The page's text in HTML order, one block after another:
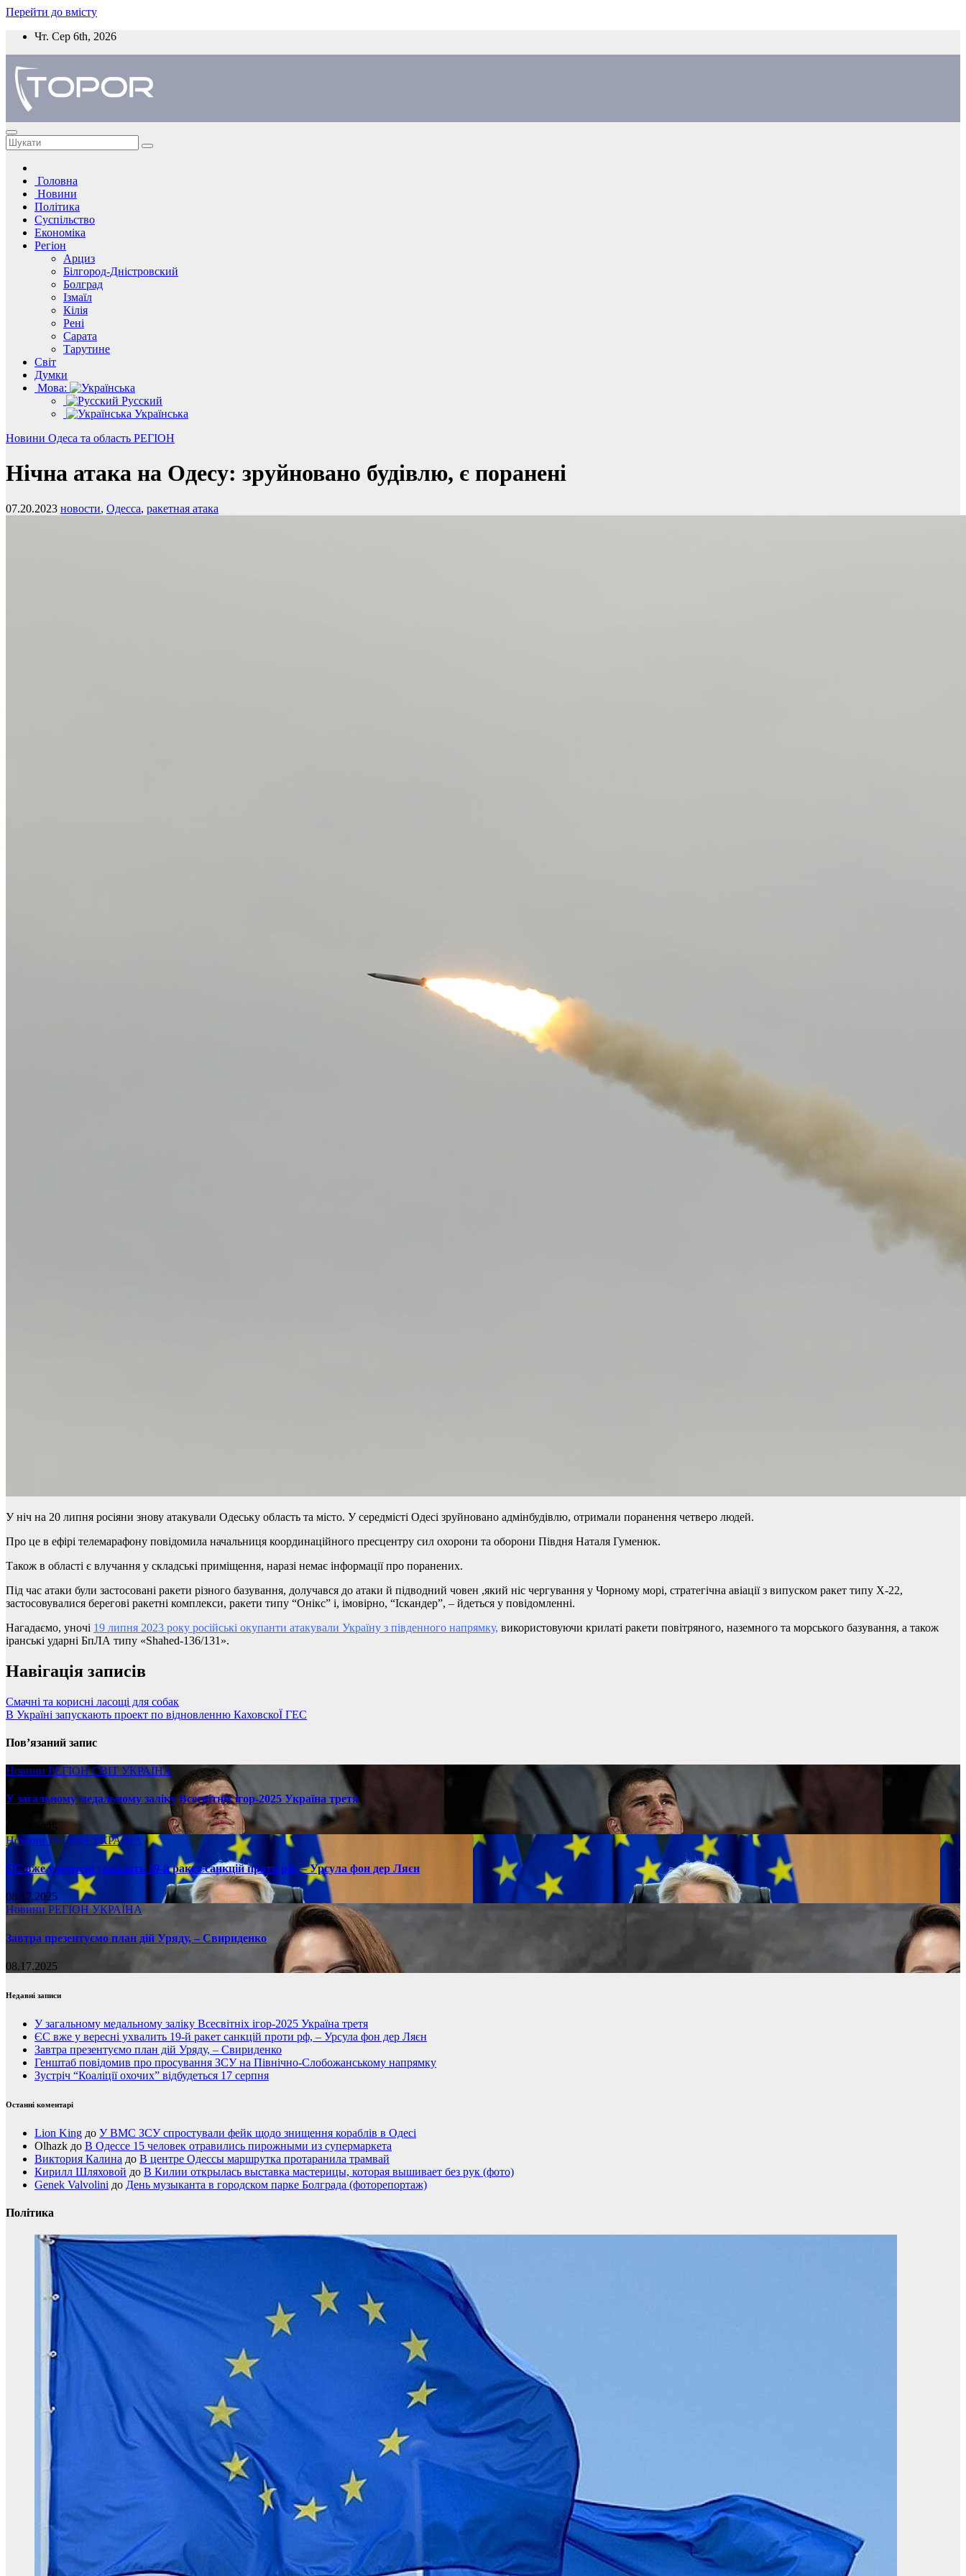
Перейти до вмісту
Чт. Сер 6th, 2026
Головна
Новини
Політика
Суспільство
Економіка
Регіон
Арциз
Білгород-Дністровский
Болград
Ізмаїл
Кілія
Рені
Сарата
Тарутине
Світ
Думки
Мова:
Русский
Українська
Новини Одеса та область РЕГІОН
Нічна атака на Одесу: зруйновано будівлю, є поранені
07.20.2023 новости, Одесса, ракетная атака
У ніч на 20 липня росіяни знову атакували Одеську область та місто. У середмісті Одесі зруйновано адмінбудівлю, отримали поранення четверо людей.
Про це в ефірі телемарафону повідомила начальниця координаційного пресцентру сил охорони та оборони Півдня Наталя Гуменюк.
Також в області є влучання у складські приміщення, наразі немає інформації про поранених.
Під час атаки були застосовані ракети різного базування, долучався до атаки й підводний човен ,який ніс чергування у Чорному морі, стратегічна авіації з випуском ракет типу Х-22,
застосовувалися берегові ракетні комплекси, ракети типу “Онікс” і, імовірно, “Іскандер”, – йдеться у повідомленні.
Нагадаємо, уночі 19 липня 2023 року російські окупанти атакували Україну з південного напрямку, використовуючи крилаті ракети повітряного, наземного та морського базування, а також
іранські ударні БпЛА типу «Shahed-136/131».
Навігація записів
Смачні та корисні ласощі для собак
В Україні запускають проект по відновленню КаховскоЇ ГЕС
Пов’язаний запис
Новини РЕГІОНСВІТ УКРАЇНА
У загальному медальному заліку Всесвітніх ігор-2025 Україна третя
08.17.2025
НовиниРЕГІОН УКРАЇНА
ЄС вже у вересні ухвалить 19-й ракет санкцій проти рф, – Урсула фон дер Ляєн
08.17.2025
Новини РЕГІОН УКРАЇНА
Завтра презентуємо план дій Уряду, – Свириденко
08.17.2025
Недавні записи
У загальному медальному заліку Всесвітніх ігор-2025 Україна третя
ЄС вже у вересні ухвалить 19-й ракет санкцій проти рф, – Урсула фон дер Ляєн
Завтра презентуємо план дій Уряду, – Свириденко
Генштаб повідомив про просування ЗСУ на Північно-Слобожанському напрямку
Зустріч “Коаліції охочих” відбудеться 17 серпня
Останні коментарі
Lion King до У ВМС ЗСУ спростували фейк щодо знищення кораблів в Одесі
Olhazk до В Одессе 15 человек отравились пирожными из супермаркета
Виктория Калина до В центре Одессы маршрутка протаранила трамвай
Кирилл Шляховой до В Килии открылась выставка мастерицы, которая вышивает без рук (фото)
Genek Valvolini до День музыканта в городском парке Болграда (фоторепортаж)
Політика